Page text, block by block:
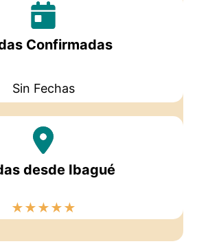
Confirmadas
Sin Fechas
desde Ibagué
★★★★★